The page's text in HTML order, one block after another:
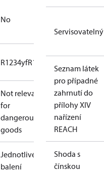
No
R1234yfR1234ze(E)
Not relevant
for
dangerous
goods
Jednotlivé
balení
Servisovatelný
Seznam látek
pro případné
zahrnutí do
přílohy XIV
nařízení
REACH
Shoda s
čínskou